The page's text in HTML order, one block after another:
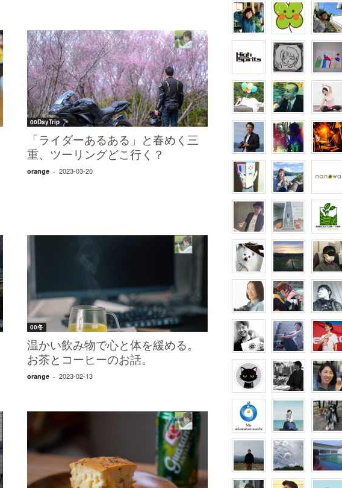
00DayTrip
「ライダーあるある」と春めく三
重、ツーリングどこ行く？
orange - 2023-03-20
00冬
温かい飲み物で心と体を緩める。
お茶とコーヒーのお話。
orange - 2023-02-13